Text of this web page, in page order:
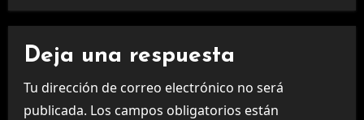
Deja una respuesta
Tu dirección de correo electrónico no será
publicada. Los campos obligatorios están